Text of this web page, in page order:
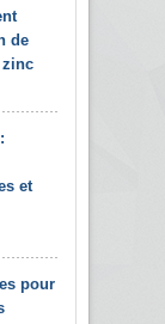
de
zinc
et
pour